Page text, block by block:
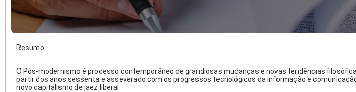
Resumo:
O Pós-modernismo é processo contemporâneo de grandiosas mudanças e novas tendências
partir dos anos sessenta e asseverado com os progressos tecnológicos da informação e
novo capitalismo de jaez liberal.